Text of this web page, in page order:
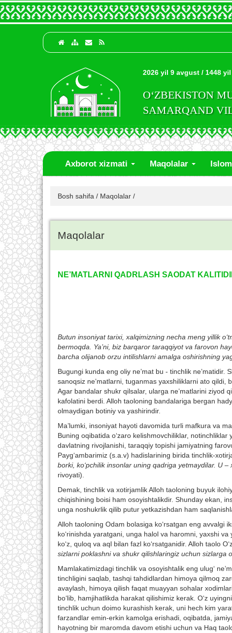
2026 yil 9 avgust / 1448 yil
O‘ZBEKISTON
SAMARQAND
Axborot xizmati Maqolalar Islom
Bosh sahifa / Maqolalar /
Maqolalar
NE’MATLARNI QADRLASH SAODAT
Butun insoniyat tarixi, xalqimizning necha meng yillik
bermoqda. Ya’ni, biz barqaror taraqqiyot va farovon
barcha olijanob orzu intilishlarni amalga oshirishning
Bugungi kunda eng oliy ne’mat bu - tinchlik ne’matidir.
sanoqsiz ne’matlarni, tuganmas yaxshiliklarni ato qildi,
Agar bandalar shukr qilsalar, ularga ne’matlarini ziyod
kafolatini berdi. Alloh taoloning bandalariga bergan
olmaydigan botiniy va yashirindir.
Ma’lumki, insoniyat hayoti davomida turli mafkura va
Buning oqibatida o‘zaro kelishmovchiliklar,
davlatning rivojlanishi, taraqqiy topishi jamiyatning
Payg‘ambarimiz (s.a.v) hadislarining birida tinchlik-
borki, ko‘pchilik insonlar uning qadriga yetmaydilar. U –
rivoyati).
Demak, tinchlik va xotirjamlik Alloh taoloning buyuk
chiqishining boisi ham osoyishtalikdir. Shunday ekan,
unga noshukrlik qilib putur yetkazishdan ham
Alloh taoloning Odam bolasiga ko‘rsatgan eng avvalgi
ko‘rinishda yaratgani, unga halol va haromni, yaxshi
ko‘z, quloq va aql bilan fazl ko‘rsatganidir. Alloh taolo
sizlarni poklashni va shukr qilishlaringiz uchun sizlarga
Mamlakatimizdagi tinchlik va osoyishtalik eng ulug‘
tinchligini saqlab, tashqi tahdidlardan himoya qilmoq
avaylash, himoya qilish faqat muayyan sohalar
bo‘lib, hamjihatlikda harakat qilishimiz kerak. O‘z
tinchlik uchun doimo kurashish kerak, uni hech kim
farzandlar emin-erkin kamolga erishadi, oqibatda,
hayotning bir maromda davom etishi uchun va Haq